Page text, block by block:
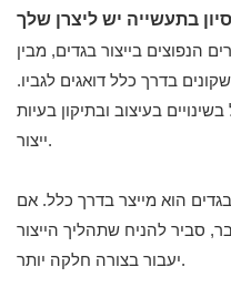
הנפוצים בייצור בגדים, מבין
בדרך כלל דואגים לגביו.
בעיצוב ובתיקון בעיות
ייצור.
בגדים הוא מייצר בדרך כלל. אם
סביר להניח שתהליך הייצור
יעבור בצורה חלקה יותר.